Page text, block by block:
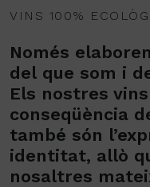
VINS 100%
Només
del que som i
Els nostres
conseqüència
també són
identitat, allò
nosaltres